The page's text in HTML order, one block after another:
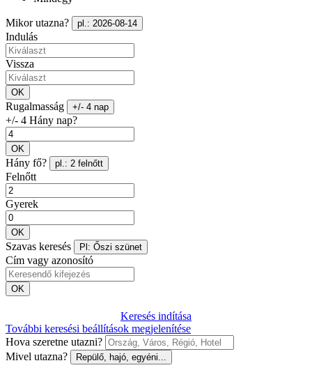
Mikor utazna? pl.: 2026-08-14
Indulás
Vissza
OK
Rugalmasság +/- 4 nap
+/- 4 Hány nap?
OK
Hány fő? pl.: 2 felnőtt
Felnőtt
Gyerek
OK
Szavas keresés Pl: Őszi szünet
Cím vagy azonosító
OK
Keresés indítása
További keresési beállítások megjelenítése
Hova szeretne utazni?
Mivel utazna?
Repülő, hajó, egyéni...